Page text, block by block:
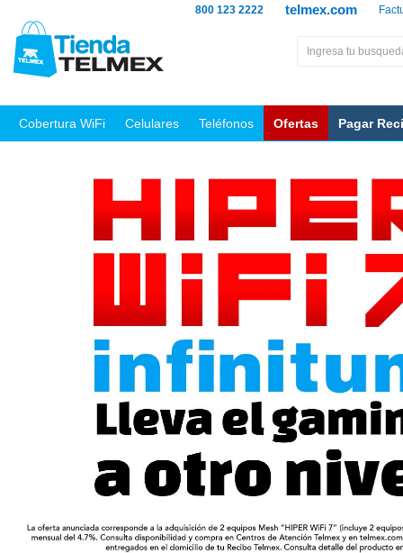
telmex.com
800 123 2222
Cobertura WiFi Celulares Teléfonos Ofertas Pagar